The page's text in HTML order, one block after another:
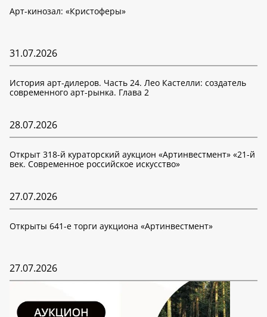
Арт-кинозал: «Кристоферы»
31.07.2026
История арт-дилеров. Часть 24. Лео Кастелли: создатель
современного арт-рынка. Глава 2
28.07.2026
Открыт 318-й кураторский аукцион «Артинвестмент» «21-й
век. Современное российское искусство»
27.07.2026
Открыты 641-е торги аукциона «Артинвестмент»
27.07.2026